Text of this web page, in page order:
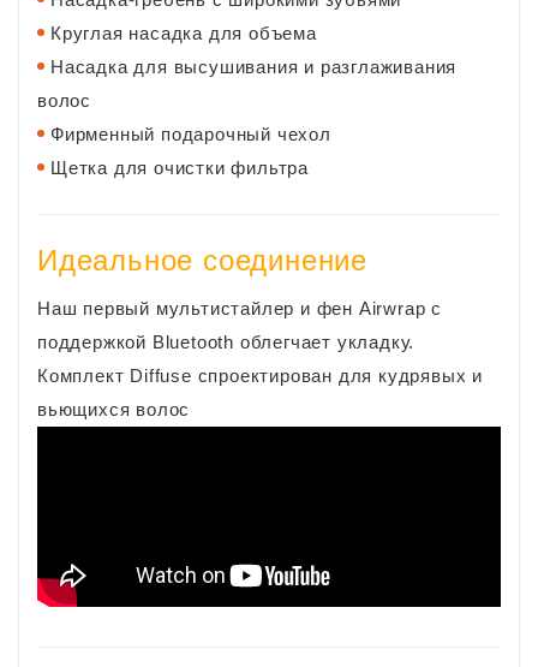
Круглая насадка для объема
Насадка для высушивания и разглаживания
волос​
Фирменный подарочный чехол
Щетка для очистки фильтра
Идеальное соединение
Наш первый мультистайлер и фен Airwrap с
поддержкой Bluetooth облегчает укладку.
Комплект Diffuse спроектирован для кудрявых и
вьющихся волос